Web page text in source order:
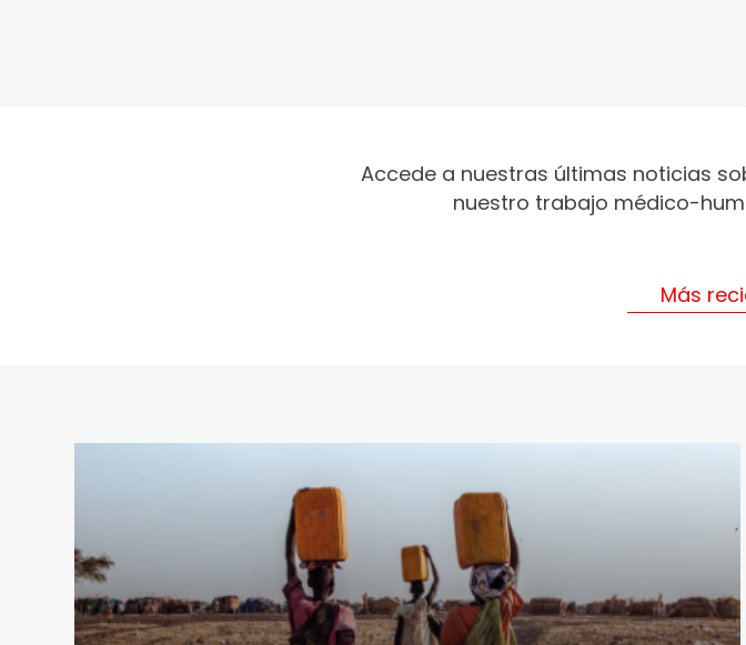
Accede a nuestras últimas noticias
nuestro trabajo médico-
Más